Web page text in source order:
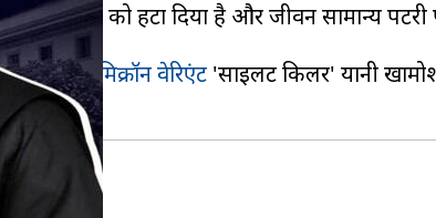
पाबंदियों को हटा दिया है और जीवन सामान्य पटरी
है।
काओमिक्रॉन वेरिएंट 'साइलेंट किलर' यानी